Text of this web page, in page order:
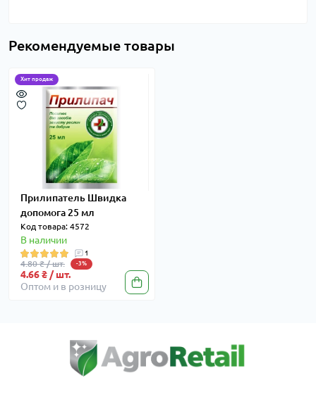
Рекомендуемые товары
Хит продаж
Прилипатель Швидка
допомога 25 мл
Код товара: 4572
В наличии
1
4.80 ₴ / шт. -3%
4.66 ₴ / шт.
Оптом и в розницу